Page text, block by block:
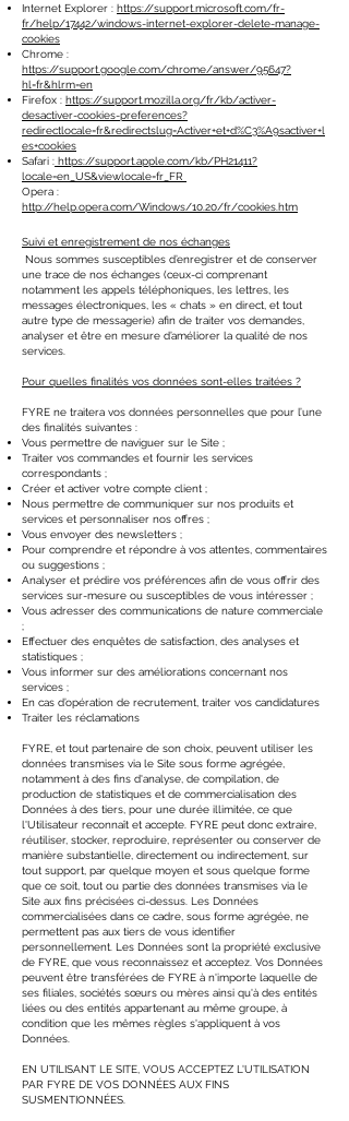
Internet Explorer : https://support.microsoft.com/fr-
fr/help/17442/windows-internet-explorer-delete-manage-
cookies
Chrome :
https://support.google.com/chrome/answer/95647?
hl=fr&hlrm=en
Firefox : https://support.mozilla.org/fr/kb/activer-
desactiver-cookies-preferences?
redirectlocale=fr&redirectslug=Activer+et+d%C3%A9sactiver+l
es+cookies
Safari : https://support.apple.com/kb/PH21411?
locale=en_US&viewlocale=fr_FR
Opera :
http://help.opera.com/Windows/10.20/fr/cookies.htm
Suivi et enregistrement de nos échanges
Nous sommes susceptibles d’enregistrer et de conserver
une trace de nos échanges (ceux-ci comprenant
notamment les appels téléphoniques, les lettres, les
messages électroniques, les « chats » en direct, et tout
autre type de messagerie) afin de traiter vos demandes,
analyser et être en mesure d’améliorer la qualité de nos
services.
Pour quelles finalités vos données sont-elles traitées ?
FYRE ne traitera vos données personnelles que pour l’une
des finalités suivantes :
Vous permettre de naviguer sur le Site ;
Traiter vos commandes et fournir les services
correspondants ;
Créer et activer votre compte client ;
Nous permettre de communiquer sur nos produits et
services et personnaliser nos offres ;
Vous envoyer des newsletters ;
Pour comprendre et répondre à vos attentes, commentaires
ou suggestions ;
Analyser et prédire vos préférences afin de vous offrir des
services sur-mesure ou susceptibles de vous intéresser ;
Vous adresser des communications de nature commerciale
;
Effectuer des enquêtes de satisfaction, des analyses et
statistiques ;
Vous informer sur des améliorations concernant nos
services ;
En cas d’opération de recrutement, traiter vos candidatures
Traiter les réclamations
FYRE, et tout partenaire de son choix, peuvent utiliser les
données transmises via le Site sous forme agrégée,
notamment à des fins d'analyse, de compilation, de
production de statistiques et de commercialisation des
Données à des tiers, pour une durée illimitée, ce que
l'Utilisateur reconnaît et accepte. FYRE peut donc extraire,
réutiliser, stocker, reproduire, représenter ou conserver de
manière substantielle, directement ou indirectement, sur
tout support, par quelque moyen et sous quelque forme
que ce soit, tout ou partie des données transmises via le
Site aux fins précisées ci-dessus. Les Données
commercialisées dans ce cadre, sous forme agrégée, ne
permettent pas aux tiers de vous identifier
personnellement. Les Données sont la propriété exclusive
de FYRE, que vous reconnaissez et acceptez. Vos Données
peuvent être transférées de FYRE à n'importe laquelle de
ses filiales, sociétés sœurs ou mères ainsi qu'à des entités
liées ou des entités appartenant au même groupe, à
condition que les mêmes règles s'appliquent à vos
Données.
EN UTILISANT LE SITE, VOUS ACCEPTEZ L'UTILISATION
PAR FYRE DE VOS DONNÉES AUX FINS
SUSMENTIONNÉES.